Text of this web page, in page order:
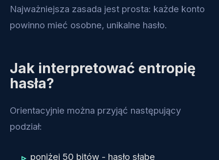
Najważniejsza zasada jest prosta: każde konto
powinno mieć osobne, unikalne hasło.
Jak interpretować entropię
hasła?
Orientacyjnie można przyjąć następujący
podział:
poniżej 50 bitów - hasło słabe